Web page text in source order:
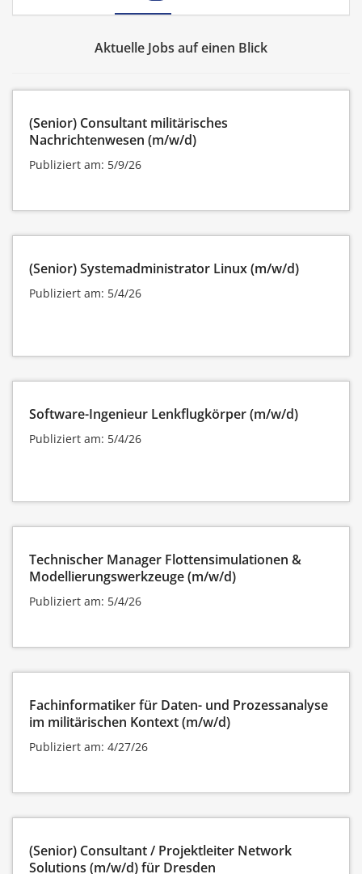
Aktuelle Jobs auf einen Blick
(Senior) Consultant militärisches
Nachrichtenwesen (m/w/d)
Publiziert am: 5/9/26
(Senior) Systemadministrator Linux (m/w/d)
Publiziert am: 5/4/26
Software-Ingenieur Lenkflugkörper (m/w/d)
Publiziert am: 5/4/26
Technischer Manager Flottensimulationen &
Modellierungswerkzeuge (m/w/d)
Publiziert am: 5/4/26
Fachinformatiker für Daten- und Prozessanalyse
im militärischen Kontext (m/w/d)
Publiziert am: 4/27/26
(Senior) Consultant / Projektleiter Network
Solutions (m/w/d) für Dresden